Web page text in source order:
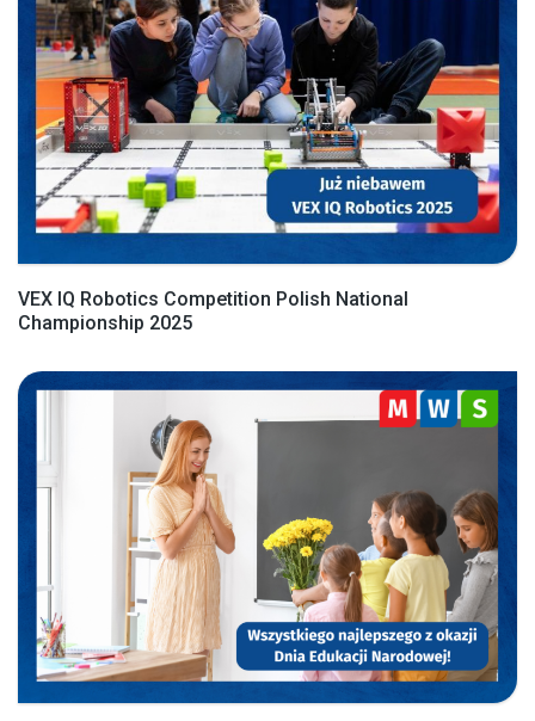
VEX IQ Robotics Competition Polish National
Championship 2025